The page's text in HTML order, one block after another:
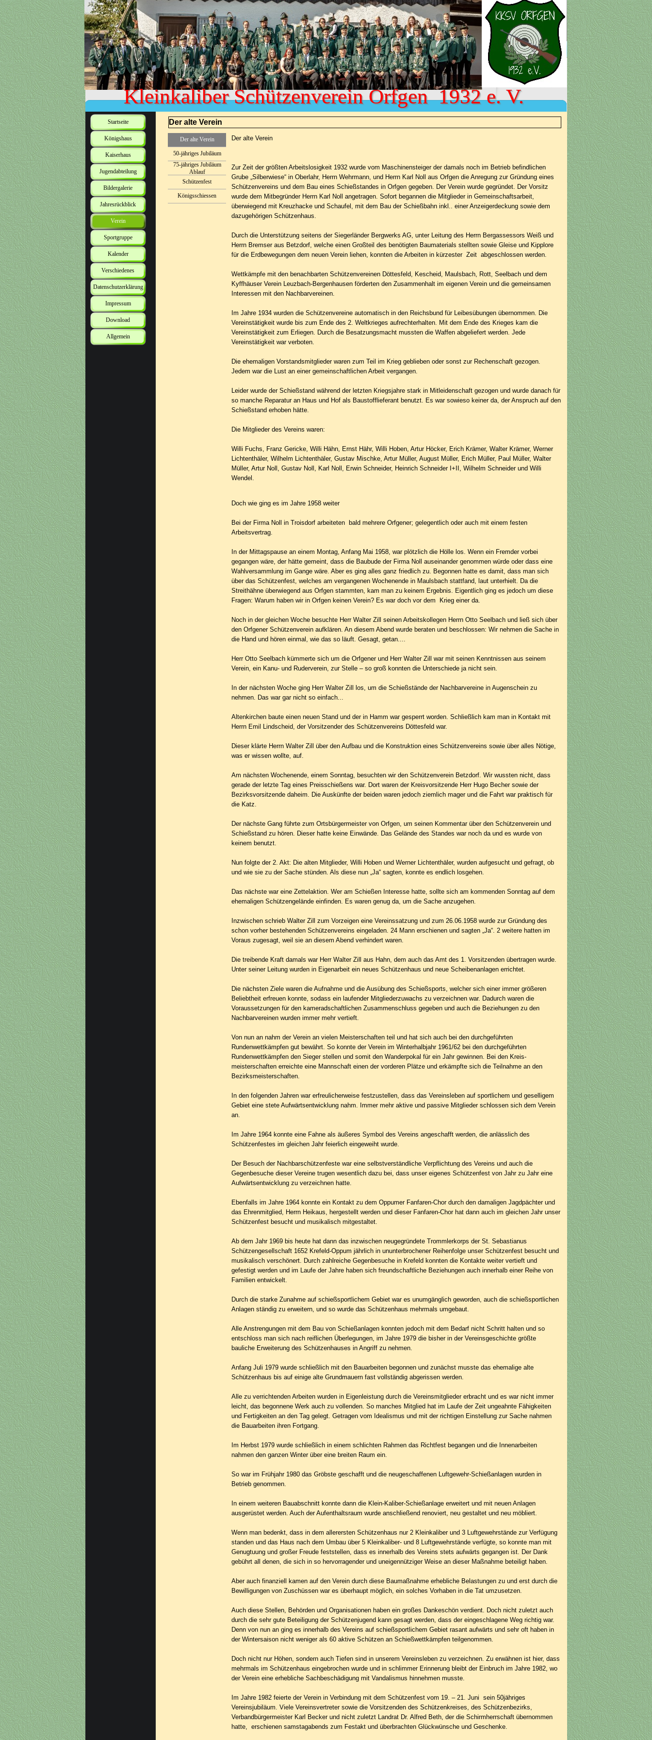
Kleinkaliber Schützenverein Orfgen  1932 e. V.
Startseite
Königshaus
Kaiserhaus
Jugendabteilung
Bildergalerie
Jahresrückblick
Verein
Sportgruppe
Kalender
Verschiedenes
Datenschutzerklärung
Impressum
Download
Allgemein
Der alte Verein
Der alte Verein
50-jähriges Jubiläum
75-jähriges Jubiläum
Ablauf
Schützenfest
Königsschiessen
Der alte Verein
Zur Zeit der größten Arbeitslosigkeit 1932 wurde vom Maschinensteiger der damals noch im Betrieb befindlichen
Grube „Silberwiese“ in Oberlahr, Herrn Wehrmann, und Herrn Karl Noll aus Orfgen die Anregung zur Gründung eines
Schützenvereins und dem Bau eines Schießstandes in Orfgen gegeben. Der Ver­ein wurde gegründet. Der Vorsitz
wurde dem Mitbegründer Herrn Karl Noll angetragen. Sofort begannen die Mitglieder in Gemeinschaftsarbeit,
überwiegend mit Kreuzhacke und Schaufel, mit dem Bau der Schießbahn inkl.. einer Anzeigerdeckung sowie dem
dazugehörigen Schützenhaus.
Durch die Unterstützung seitens der Siegerländer Bergwerks AG, unter Leitung des Herrn Berg­assessors Weiß und
Herrn Bremser aus Betzdorf, welche einen Großteil des benötigten Baumaterials stellten sowie Gleise und Kipplore
für die Erdbewegungen dem neuen Verein liehen, konnten die Arbeiten in kürzester Zeit abgeschlossen werden.
Wettkämpfe mit den be­nachbarten Schützenvereinen Döttesfeld, Kescheid, Maulsbach, Rott, Seelbach und dem
Kyffhäuser Verein Leuzbach-Bergenhausen förderten den Zusammenhalt im eigenen Verein und die gemeinsamen
Inte­ressen mit den Nachbarvereinen.
Im Jahre 1934 wurden die Schützenvereine automatisch in den Reichsbund für Leibesübungen übernommen. Die
Vereinstätigkeit wurde bis zum Ende des 2. Weltkrieges aufrechterhalten. Mit dem Ende des Krieges kam die
Vereinstätigkeit zum Erliegen. Durch die Besatzungsmacht mussten die Waffen abgeliefert werden. Jede
Vereinstätigkeit war verboten.
Die ehemaligen Vorstandsmitglieder waren zum Teil im Krieg geblieben oder sonst zur Rechenschaft gezogen.
Jedem war die Lust an einer gemeinschaftlichen Arbeit vergangen.
Leider wurde der Schießstand während der letzten Kriegsjahre stark in Mitleidenschaft gezogen und wurde danach für
so manche Reparatur an Haus und Hof als Baustofflieferant benutzt. Es war sowieso keiner da, der Anspruch auf den
Schießstand erhoben hätte.
Die Mitglieder des Vereins waren:
Willi Fuchs, Franz Gericke, Willi Hähn, Ernst Hähr, Willi Hoben, Artur Höcker, Erich Krämer, Walter Krämer, Werner
Lichtenthäler, Wilhelm Lichtenthäler, Gustav Mischke, Artur Müller, August Müller, Erich Müller, Paul Müller, Walter
Müller, Artur Noll, Gustav Noll, Karl Noll, Erwin Schneider, Heinrich Schneider I+II, Wilhelm Schneider und Willi
Wendel.
Doch wie ging es im Jahre 1958 weiter
Bei der Firma Noll in Troisdorf arbeiteten bald mehrere Orfgener; gelegentlich oder auch mit einem festen
Arbeitsvertrag.
In der Mittagspause an einem Montag, Anfang Mai 1958, war plötzlich die Hölle los. Wenn ein Fremder vorbei
gegangen wäre, der hätte gemeint, dass die Baubude der Firma Noll auseinander genommen würde oder dass eine
Wahl­versammlung im Gange wäre. Aber es ging alles ganz friedlich zu. Begonnen hatte es damit, dass man sich
über das Schützenfest, welches am vergangenen Wochenende in Maulsbach stattfand, laut unterhielt. Da die
Streithähne überwiegend aus Orfgen stammten, kam man zu keinem Ergebnis. Eigentlich ging es jedoch um diese
Fragen: Warum haben wir in Orfgen keinen Verein? Es war doch vor dem Krieg einer da.
Noch in der gleichen Woche besuchte Herr Walter Zill seinen Arbeitskollegen Herrn Otto Seelbach und ließ sich über
den Orfgener Schützenverein aufklä­ren. An diesem Abend wurde beraten und beschlossen: Wir nehmen die Sache in
die Hand und hören einmal, wie das so läuft. Gesagt, getan....
Herr Otto Seelbach kümmerte sich um die Orfgener und Herr Walter Zill war mit seinen Kenntnissen aus seinem
Verein, ein Kanu- und Ruderverein, zur Stelle – so groß konnten die Unterschiede ja nicht sein.
In der nächsten Woche ging Herr Walter Zill los, um die Schießstände der Nachbarvereine in Augenschein zu
nehmen. Das war gar nicht so einfach...
Altenkirchen baute einen neuen Stand und der in Hamm war gesperrt worden. Schließlich kam man in Kontakt mit
Herrn Emil Lindscheid, der Vorsitzender des Schützenvereins Döttesfeld war.
Dieser klärte Herrn Walter Zill über den Aufbau und die Kon­struktion eines Schützenvereins sowie über alles Nötige,
was er wissen wollte, auf.
Am nächsten Wochenende, einem Sonntag, besuchten wir den Schützenverein Betzdorf. Wir wussten nicht, dass
gerade der letzte Tag eines Preisschießens war. Dort waren der Kreisvorsitzende Herr Hugo Becher sowie der
Bezirksvorsitzende daheim. Die Auskünfte der beiden waren jedoch ziemlich mager und die Fahrt war praktisch für
die Katz.
Der nächste Gang führte zum Ortsbürgermeister von Orfgen, um seinen Kommentar über den Schützenverein und
Schießstand zu hören. Dieser hatte keine Einwände. Das Gelände des Standes war noch da und es wurde von
keinem benutzt.
Nun folgte der 2. Akt: Die alten Mitglieder, Willi Hoben und Werner Lichtenthäler, wurden aufgesucht und gefragt, ob
und wie sie zu der Sache stünden. Als diese nun „Ja“ sagten, konnte es endlich losgehen.
Das nächste war eine Zettelaktion. Wer am Schießen Interesse hatte, sollte sich am kommenden Sonntag auf dem
ehemaligen Schützengelände einfinden. Es waren genug da, um die Sache anzugehen.
Inzwischen schrieb Walter Zill zum Vorzeigen eine Vereinssatzung und zum 26.06.1958 wurde zur Gründung des
schon vorher bestehenden Schützenver­eins eingeladen. 24 Mann erschienen und sagten „Ja“. 2 weitere hatten im
Voraus zugesagt, weil sie an diesem Abend verhindert waren.
Die treibende Kraft damals war Herr Walter Zill aus Hahn, dem auch das Amt des 1. Vorsitzenden übertragen wurde.
Unter seiner Leitung wurden in Eigen­arbeit ein neues Schützenhaus und neue Scheibenanlagen errichtet.
Die nächsten Ziele waren die Aufnahme und die Ausübung des Schießsports, welcher sich einer immer größeren
Beliebtheit erfreuen konnte, sodass ein lau­fender Mitgliederzuwachs zu verzeichnen war. Dadurch waren die
Vorausset­zungen für den kameradschaftlichen Zusammenschluss gegeben und auch die Beziehungen zu den
Nachbarvereinen wurden immer mehr vertieft.
Von nun an nahm der Verein an vielen Meisterschaften teil und hat sich auch bei den durchgeführten
Rundenwettkämpfen gut bewährt. So konnte der Verein im Winterhalbjahr 1961/62 bei den durchgeführten
Rundenwettkämpfen den Sie­ger stellen und somit den Wanderpokal für ein Jahr gewinnen. Bei den Kreis­
meisterschaften erreichte eine Mannschaft einen der vorderen Plätze und er­kämpfte sich die Teilnahme an den
Bezirksmeisterschaften.
In den folgenden Jahren war erfreulicherweise festzustellen, dass das Vereins­leben auf sportlichem und geselligem
Gebiet eine stete Aufwärtsentwicklung nahm. Immer mehr aktive und passive Mitglieder schlossen sich dem Verein
an.
Im Jahre 1964 konnte eine Fahne als äußeres Symbol des Vereins angeschafft werden, die anlässlich des
Schützenfestes im gleichen Jahr feierlich eingeweiht wurde.
Der Besuch der Nachbarschützenfeste war eine selbstverständliche Verpflich­tung des Vereins und auch die
Gegenbesuche dieser Vereine trugen wesentlich dazu bei, dass unser eigenes Schützenfest von Jahr zu Jahr eine
Aufwärtsent­wicklung zu verzeichnen hatte.
Ebenfalls im Jahre 1964 konnte ein Kontakt zu dem Oppumer Fanfaren-Chor durch den damaligen Jagdpächter und
das Ehrenmitglied, Herrn Heikaus, hergestellt werden und dieser Fanfaren-Chor hat dann auch im gleichen Jahr unser
Schützenfest besucht und musikalisch mitgestaltet.
Ab dem Jahr 1969 bis heute hat dann das inzwischen neugegründete Trommlerkorps der St. Sebastianus
Schützengesellschaft 1652 Krefeld-Oppum jährlich in ununterbrochener Reihenfolge unser Schützenfest besucht und
musika­lisch verschönert. Durch zahlreiche Gegenbesuche in Krefeld konnten die Kontakte weiter vertieft und
gefestigt werden und im Laufe der Jahre haben sich freundschaftliche Beziehungen auch innerhalb einer Reihe von
Familien entwickelt.
Durch die starke Zunahme auf schießsportlichem Gebiet war es unumgänglich geworden, auch die schießsportlichen
Anlagen ständig zu erweitern, und so wurde das Schützenhaus mehrmals umgebaut.
Alle Anstrengungen mit dem Bau von Schießanlagen konnten jedoch mit dem Bedarf nicht Schritt halten und so
entschloss man sich nach reiflichen Überle­gungen, im Jahre 1979 die bisher in der Vereinsgeschichte größte
bauliche Erweiterung des Schützenhauses in Angriff zu nehmen.
Anfang Juli 1979 wurde schließlich mit den Bauarbeiten begonnen und zu­nächst musste das ehemalige alte
Schützenhaus bis auf einige alte Grundmauern fast vollständig abgerissen werden.
Alle zu verrichtenden Arbeiten wurden in Eigenleistung durch die Vereinsmit­glieder erbracht und es war nicht immer
leicht, das begonnene Werk auch zu vollenden. So manches Mitglied hat im Laufe der Zeit ungeahnte Fähigkeiten
und Fertigkeiten an den Tag gelegt. Getragen vom Idealismus und mit der richtigen Einstellung zur Sache nahmen
die Bauarbeiten ihren Fortgang.
Im Herbst 1979 wurde schließlich in einem schlichten Rahmen das Richtfest begangen und die Innenarbeiten
nahmen den ganzen Winter über eine breiten Raum ein.
So war im Frühjahr 1980 das Gröbste geschafft und die neugeschaffenen Luftgewehr-Schießanlagen wurden in
Betrieb genommen.
In einem weiteren Bauabschnitt konnte dann die Klein-Kaliber-Schießanlage erweitert und mit neuen Anlagen
ausgerüstet werden. Auch der Aufenthaltsraum wurde anschließend renoviert, neu gestaltet und neu möbliert.
Wenn man bedenkt, dass in dem allerersten Schützenhaus nur 2 Kleinkaliber und 3 Luftgewehrstände zur Verfügung
standen und das Haus nach dem Um­bau über 5 Kleinkaliber- und 8 Luftgewehrstände verfügte, so konnte man mit
Genugtuung und großer Freude feststellen, dass es innerhalb des Vereins stets aufwärts gegangen ist. Der Dank
gebührt all denen, die sich in so hervorragen­der und uneigennütziger Weise an dieser Maßnahme beteiligt haben.
Aber auch finanziell kamen auf den Verein durch diese Baumaßnahme erhebliche Belastungen zu und erst durch die
Bewilligungen von Zuschüssen war es überhaupt möglich, ein solches Vorhaben in die Tat umzusetzen.
Auch diese Stellen, Behörden und Organisationen haben ein großes Dankeschön verdient. Doch nicht zuletzt auch
durch die sehr gute Beteiligung der Schützenjugend kann gesagt werden, dass der eingeschlagene Weg richtig war.
Denn von nun an ging es innerhalb des Vereins auf schießsportlichem Gebiet rasant aufwärts und sehr oft haben in
der Wintersaison nicht weniger als 60 aktive Schützen an Schießwettkämpfen teilgenommen.
Doch nicht nur Höhen, sondern auch Tiefen sind in unserem Vereinsleben zu verzeichnen. Zu erwähnen ist hier, dass
mehrmals im Schützenhaus eingebrochen wurde und in schlimmer Erinnerung bleibt der Einbruch im Jahre 1982, wo
der Verein eine erhebliche Sachbeschädigung mit Vandalismus hinnehmen musste.
Im Jahre 1982 feierte der Verein in Verbindung mit dem Schützenfest vom 19. – 21. Juni sein 50jähriges
Vereinsjubiläum. Viele Vereinsvertreter sowie die Vorsitzenden des Schützenkreises, des Schützenbezirks,
Verbandbürgermeister Karl Becker und nicht zuletzt Landrat Dr. Alfred Beth, der die Schirmherrschaft übernommen
hatte, erschienen samstagabends zum Festakt und überbrachten Glückwünsche und Geschenke.